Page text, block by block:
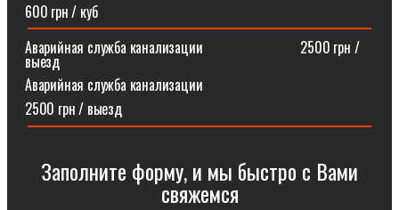
600 грн / куб
Аварийная служба канализации ⠀⠀⠀⠀⠀⠀⠀⠀⠀2500 грн /
выезд
Аварийная служба канализации
2500 грн / выезд
Заполните форму, и мы быстро с Вами
свяжемся​